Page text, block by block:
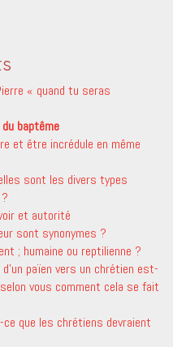
« quand tu seras
baptême
et être incrédule en même
sont les divers types
et autorité
sont synonymes ?
; humaine ou reptilienne ?
païen vers un chrétien est-
vous comment cela se fait
que les chrétiens devraient